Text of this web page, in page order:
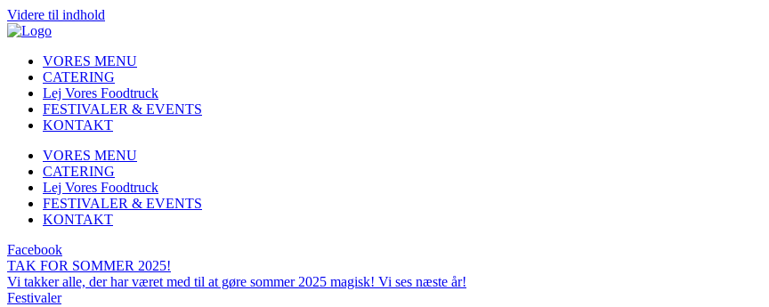
Videre til indhold
VORES MENU
CATERING
Lej Vores Foodtruck
FESTIVALER & EVENTS
KONTAKT
VORES MENU
CATERING
Lej Vores Foodtruck
FESTIVALER & EVENTS
KONTAKT
Facebook
TAK FOR SOMMER 2025!
Vi takker alle, der har været med til at gøre sommer 2025 magisk! Vi ses næste år!
Festivaler